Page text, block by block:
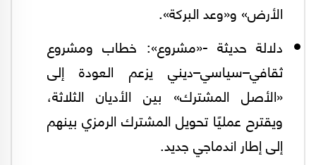
الأرض» و«وعد البركة».
دلالة حديثة -«مشروع»: خطاب ومشروع
ثقافي–سياسي–ديني يزعم العودة إلى
«الأصل المشترك» بين الأديان الثلاثة،
ويقترح عمليًا تحويل المشترك الرمزي بينهم
إلى إطار اندماجي جديد.